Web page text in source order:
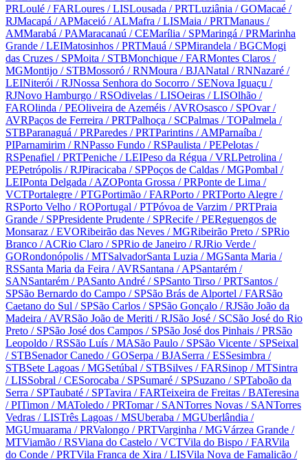
PRLoulé / FARLoures / LISLousada / PRTLuziânia / GOMacaé /
RJMacapá / APMaceió / ALMafra / LISMaia / PRTManaus /
AMMarabá / PAMaracanaú / CEMarília / SPMaringá / PRMarinha
Grande / LEIMatosinhos / PRTMauá / SPMirandela / BGCMogi
das Cruzes / SPMoita / STBMonchique / FARMontes Claros /
MGMontijo / STBMossoró / RNMoura / BJANatal / RNNazaré /
LEINiterói / RJNossa Senhora do Socorro / SENova Iguaçu /
RJNovo Hamburgo / RSOdivelas / LISOeiras / LISOlhão /
FAROlinda / PEOliveira de Azeméis / AVROsasco / SPOvar/
AVRPaços de Ferreira / PRTPalhoça / SCPalmas / TOPalmela /
STBParanaguá / PRParedes / PRTParintins / AMParnaíba /
PIParnamirim / RNPasso Fundo / RSPaulista / PEPelotas /
RSPenafiel / PRTPeniche / LEIPeso da Régua / VRLPetrolina /
PEPetrópolis / RJPiracicaba / SPPoços de Caldas / MGPombal /
LEIPonta Delgada / AZOPonta Grossa / PRPonte de Lima /
VCTPortalegre / PTGPortimão / FARPorto / PRTPorto Alegre /
RSPorto Velho / ROPortugal / PTPóvoa de Varzim / PRTPraia
Grande / SPPresidente Prudente / SPRecife / PEReguengos de
Monsaraz / EVORibeirão das Neves / MGRibeirão Preto / SPRio
Branco / ACRio Claro / SPRio de Janeiro / RJRio Verde /
GORondonópolis / MTSalvadorSanta Luzia / MGSanta Maria /
RSSanta Maria da Feira / AVRSantana / APSantarém /
SANSantarém / PASanto André / SPSanto Tirso / PRTSantos /
SPSão Bernardo do Campo / SPSão Brás de Alportel / FARSão
Caetano do Sul / SPSão Carlos / SPSão Gonçalo / RJSão João da
Madeira / AVRSão João de Meriti / RJSão José / SCSão José do Rio
Preto / SPSão José dos Campos / SPSão José dos Pinhais / PRSão
Leopoldo / RSSão Luís / MASão Paulo / SPSão Vicente / SPSeixal
/ STBSenador Canedo / GOSerpa / BJASerra / ESSesimbra /
STBSete Lagoas / MGSetúbal / STBSilves / FARSinop / MTSintra
/ LISSobral / CESorocaba / SPSumaré / SPSuzano / SPTaboão da
Serra / SPTaubaté / SPTavira / FARTeixeira de Freitas / BATeresina
/ PITimon / MAToledo / PRTomar/ SANTorres Novas / SANTorres
Vedras / LISTrês Lagoas / MSUberaba / MGUberlândia /
MGUmuarama / PRValongo / PRTVarginha / MGVárzea Grande /
MTViamão / RSViana do Castelo / VCTVila do Bispo / FARVila
do Conde / PRTVila Franca de Xira / LISVila Nova de Famalicão /